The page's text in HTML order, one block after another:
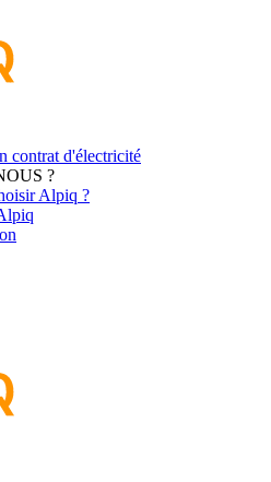
contrat d'électricité
?
Alpiq ?